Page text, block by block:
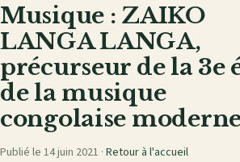
Musique : ZAIKO
LANGA LANGA,
précurseur de la 3e
de la musique
congolaise
Publié le 14 juin 2021 · Retour à l'accueil